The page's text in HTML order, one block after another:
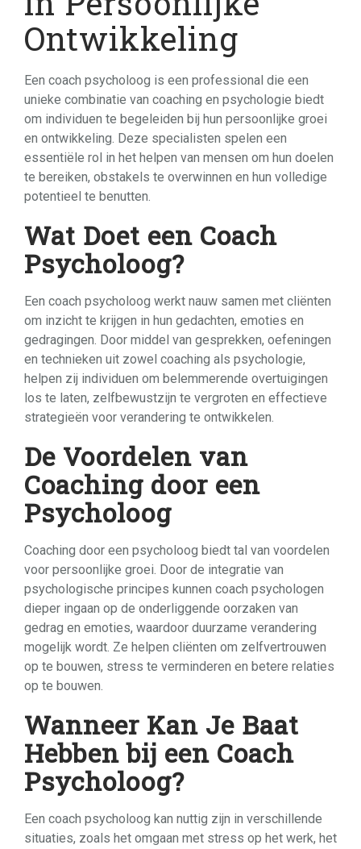
Ontwikkeling
Een coach psycholoog is een professional die een
unieke combinatie van coaching en psychologie biedt
om individuen te begeleiden bij hun persoonlijke groei
en ontwikkeling. Deze specialisten spelen een
essentiële rol in het helpen van mensen om hun doelen
te bereiken, obstakels te overwinnen en hun volledige
potentieel te benutten.
Wat Doet een Coach
Psycholoog?
Een coach psycholoog werkt nauw samen met cliënten
om inzicht te krijgen in hun gedachten, emoties en
gedragingen. Door middel van gesprekken, oefeningen
en technieken uit zowel coaching als psychologie,
helpen zij individuen om belemmerende overtuigingen
los te laten, zelfbewustzijn te vergroten en effectieve
strategieën voor verandering te ontwikkelen.
De Voordelen van
Coaching door een
Psycholoog
Coaching door een psycholoog biedt tal van voordelen
voor persoonlijke groei. Door de integratie van
psychologische principes kunnen coach psychologen
dieper ingaan op de onderliggende oorzaken van
gedrag en emoties, waardoor duurzame verandering
mogelijk wordt. Ze helpen cliënten om zelfvertrouwen
op te bouwen, stress te verminderen en betere relaties
op te bouwen.
Wanneer Kan Je Baat
Hebben bij een Coach
Psycholoog?
Een coach psycholoog kan nuttig zijn in verschillende
situaties, zoals het omgaan met stress op het werk, het